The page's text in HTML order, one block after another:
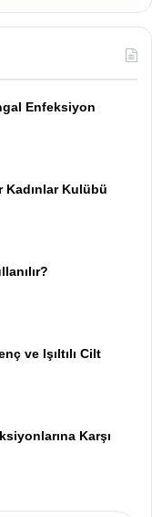
Enfeksiyon
Kadınlar Kulübü
ve Işıltılı Cilt
Karşı